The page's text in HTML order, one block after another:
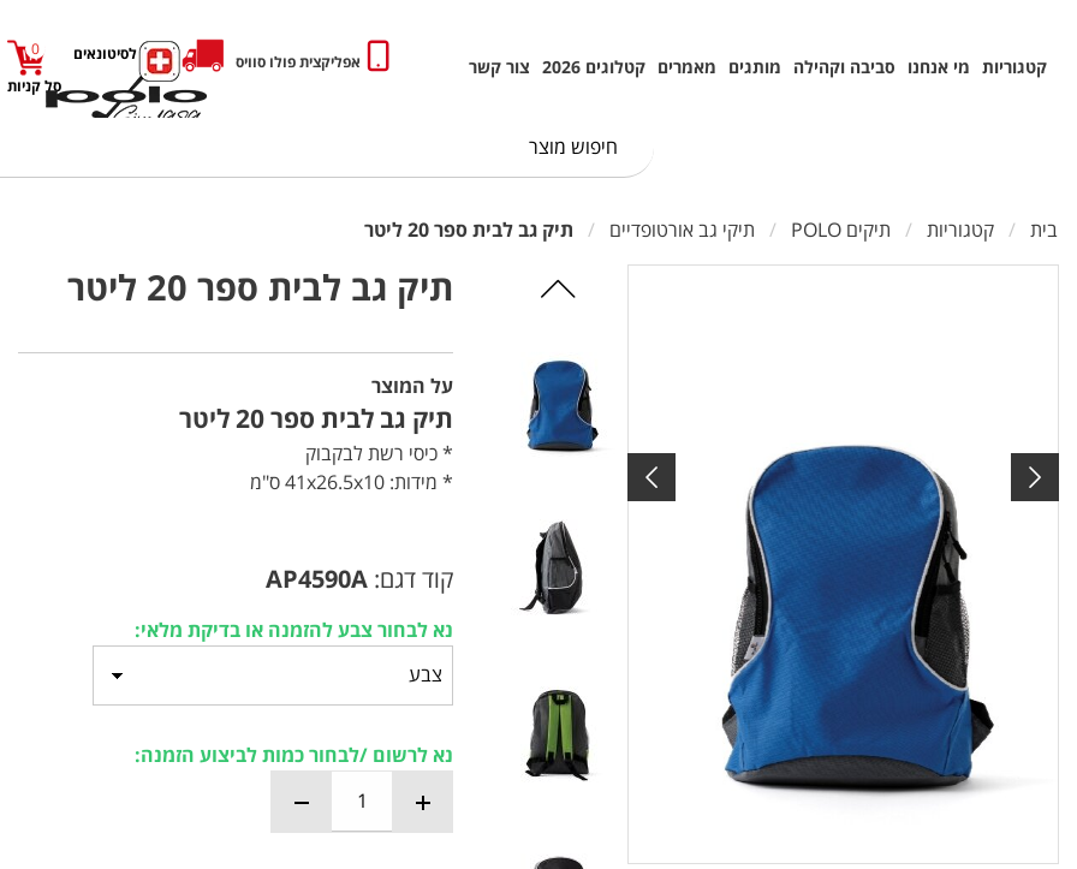
קטגוריות מי אנחנו סביבה וקהילה מותגים מאמרים קטלוגים 2026 צור קשר אפליקצית פולו סוויס
כניסה לסיטונאים
סל קניות
0
בית קטגוריות תיקים POLO תיקי גב אורטופדיים תיק גב לבית ספר 20 ליטר
תיק גב לבית ספר 20 ליטר
על המוצר
תיק גב לבית ספר 20 ליטר
* כיסי רשת לבקבוק
* מידות: 41x26.5x10 ס"מ
קוד דגם: AP4590A
נא לבחור צבע להזמנה או בדיקת מלאי:
נא לרשום /לבחור כמות לביצוע הזמנה: